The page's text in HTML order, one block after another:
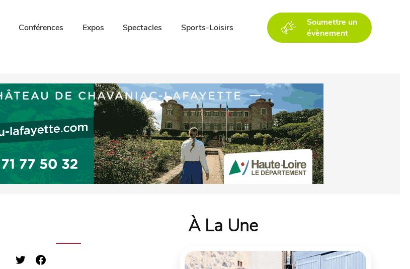
Conférences Expos Spectacles Sports-Loisirs
Soumettre un
évènement
À La Une